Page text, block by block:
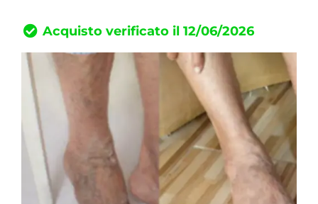
Acquisto verificato il 12/06/2026